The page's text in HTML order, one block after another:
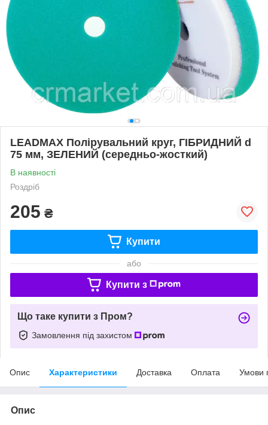
LEADMAX Полірувальний круг, ГІБРИДНИЙ d
75 мм, ЗЕЛЕНИЙ (середньо-жосткий)
В наявності
Роздріб
205 ₴
Купити
або
Купити з
Що таке купити з Пром?
Замовлення під захистом
Опис Характеристики Доставка Оплата Умови
Опис